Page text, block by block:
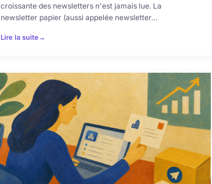
croissante des newsletters n'est jamais lue. La
newsletter papier (aussi appelée newsletter…
Lire la suite →